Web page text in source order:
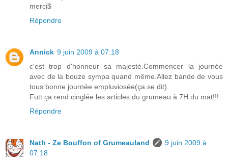
merci$
Répondre
Annick 9 juin 2009 à 07:18
c'est trop d'honneur sa majesté.Commencer la journée
avec de la bouze sympa quand même.Allez bande de vous
tous bonne journée empluviosée(ça se dit).
Futt ça rend cinglée les articles du grumeau à 7H du mat!!!
Répondre
Nath - Ze Bouffon of Grumeauland
9 juin 2009 à
07:18